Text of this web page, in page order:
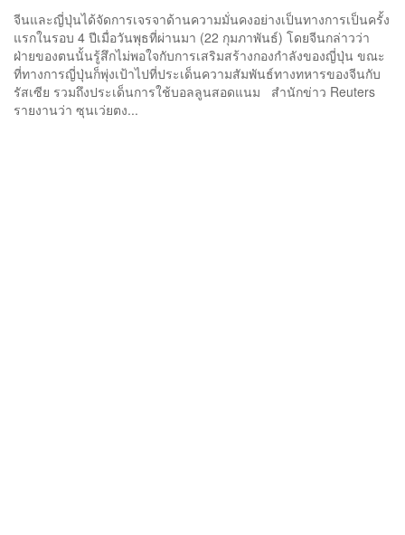
จีนและญี่ปุ่นได้จัดการเจรจาด้านความมั่นคงอย่างเป็นทางการเป็นครั้ง
แรกในรอบ 4 ปีเมื่อวันพุธที่ผ่านมา (22 กุมภาพันธ์) โดยจีนกล่าวว่า
ฝ่ายของตนนั้นรู้สึกไม่พอใจกับการเสริมสร้างกองกำลังของญี่ปุ่น ขณะ
ที่ทางการญี่ปุ่นก็พุ่งเป้าไปที่ประเด็นความสัมพันธ์ทางทหารของจีนกับ
รัสเซีย รวมถึงประเด็นการใช้บอลลูนสอดแนม สำนักข่าว Reuters
รายงานว่า ซุนเว่ยตง...